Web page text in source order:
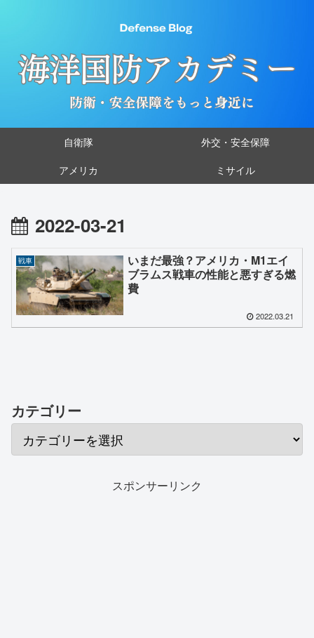
自衛隊
外交・安全保障
アメリカ
ミサイル
2022-03-21
戦車
いまだ最強？アメリカ・M1エイ
ブラムス戦車の性能と悪すぎる燃
費
2022.03.21
カテゴリー
スポンサーリンク